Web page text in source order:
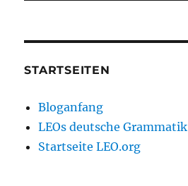
STARTSEITEN
Bloganfang
LEOs deutsche Grammatik
Startseite LEO.org